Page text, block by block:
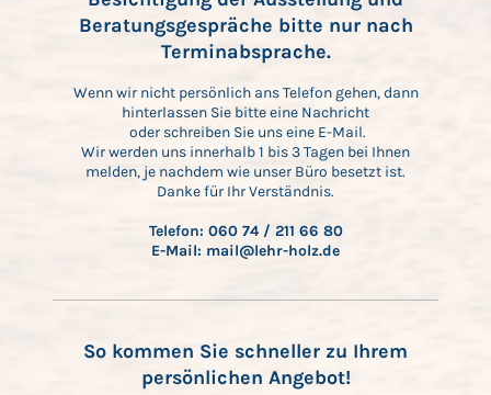
Beratungsgespräche bitte nur nach
Terminabsprache.
Wenn wir nicht persönlich ans Telefon gehen, dann
hinterlassen Sie bitte eine Nachricht
oder schreiben Sie uns eine E-Mail.
Wir werden uns innerhalb 1 bis 3 Tagen bei Ihnen
melden, je nachdem wie unser Büro besetzt ist.
Danke für Ihr Verständnis.
Telefon: 060 74 / 211 66 80
E-Mail: mail@lehr-holz.de
So kommen Sie schneller zu Ihrem
persönlichen Angebot!